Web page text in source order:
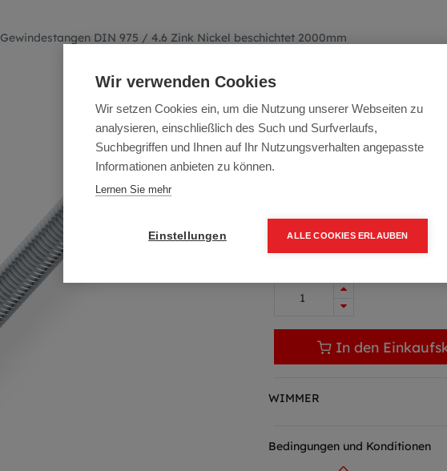
Gewindestangen DIN 975 / 4.6 Zink Nickel beschichtet 2000mm
Gewindestangen
beschichtet
Artikelnummer: 70076-ZNNI-24
In den
WIMMER
Bedingungen und Konditionen
Wir verwenden Cookies
Wir setzen Cookies ein, um die Nutzung unserer Webseiten zu
analysieren, einschließlich des Such und Surfverlaufs,
Suchbegriffen und Ihnen auf Ihr Nutzungsverhalten angepasste
Informationen anbieten zu können.
Lernen Sie mehr
Einstellungen ALLE COOKIES ERLAUBEN